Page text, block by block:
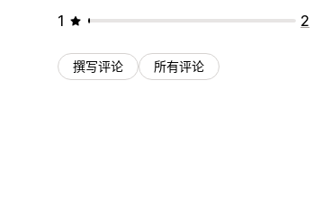
1
2
撰写评论 所有评论